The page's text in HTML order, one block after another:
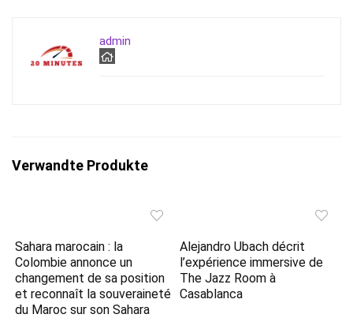
admin
Verwandte Produkte
Sahara marocain : la
Colombie annonce un
changement de sa position
et reconnaît la souveraineté
du Maroc sur son Sahara
Alejandro Ubach décrit
l’expérience immersive de
The Jazz Room à
Casablanca